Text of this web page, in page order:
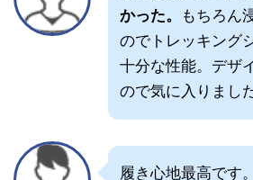
かった。
もちろん
のでトレッキング
十分な性能。デザ
ので気に入りました
履き心地最高です。